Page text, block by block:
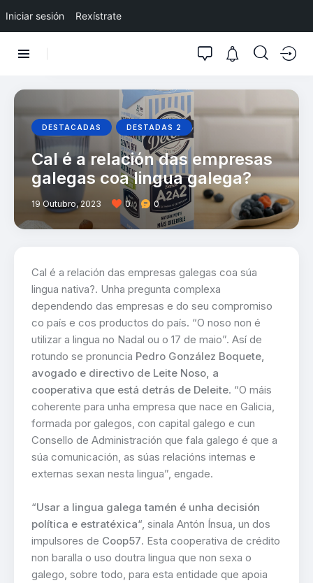
Iniciar sesión Rexístrate
DESTACADAS DESTADAS 2
Cal é a relación das empresas
galegas coa lingua galega?
19 Outubro, 2023 0 0
Cal é a relación das empresas galegas coa súa
lingua nativa?. Unha pregunta complexa
dependendo das empresas e do seu compromiso
co país e cos productos do país. “O noso non é
utilizar a lingua no Nadal ou o 17 de maio”. Así de
rotundo se pronuncia Pedro González Boquete,
avogado e directivo de Leite Noso, a
cooperativa que está detrás de Deleite. “O máis
coherente para unha empresa que nace en Galicia,
formada por galegos, con capital galego e cun
Consello de Administración que fala galego é que a
súa comunicación, as súas relacións internas e
externas sexan nesta lingua”, engade.
“Usar a lingua galega tamén é unha decisión
política e estratéxica“, sinala Antón Ínsua, un dos
impulsores de Coop57. Esta cooperativa de crédito
non baralla o uso doutra lingua que non sexa o
galego, sobre todo, para esta entidade que apoia